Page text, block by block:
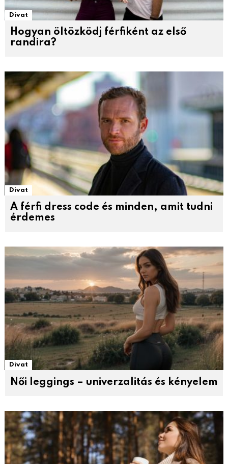
Divat
Hogyan öltözködj férfiként az első
randira?
Divat
A férfi dress code és minden, amit tudni
érdemes
Divat
Női leggings – univerzalitás és kényelem